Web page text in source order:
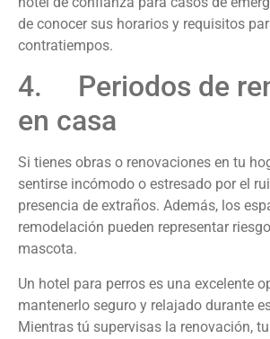
de conocer sus horarios y requisitos
contratiempos.
4. Periodos de
en casa
Si tienes obras o renovaciones en tu
sentirse incómodo o estresado por el
presencia de extraños. Además, los
remodelación pueden representar
mascota.
Un hotel para perros es una excelente
mantenerlo seguro y relajado durante
Mientras tú supervisas la renovación,